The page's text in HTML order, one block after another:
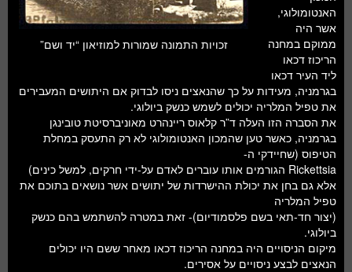
זכויות התמונה שמורות למוזיאון “יד ושם”
האנטומולוגי,
אשר היה
ממוקם במחנה
הריכוז דכאו
ליד העיר דכאו
בגרמניה, מעידות על כך שהנאצים ניסו לבדוק אם היתושים המעבירים
את טפיל המלריה יכולים לשמש כנשק ביולוגי.
את הסברה הזו העלה ד”ר קלאוס ריינהרט מאוניברסיטת טובינגן
בגרמניה, כאשר טען שהמכון האנטומולוגי לא רק התעסק במחלת
הטיפוס (שחיידקי ה-
Rickettsia הגורמים אותו עוברים לאדם על-ידי חרקים, למשל כינים)
אלא גם בחן את יכולת ההישרדות של יתושים אשר נושאים בתוכם את
טפיל המלריה
(יצור חד-תאי בשם פלסמודיום)- זאת במטרה להשתמש בהם כנשק
ביולוגי.
מיקום הניסויים היה במחנה הריכוז דכאו מאחר ששם היו יכולים
הנאצים לבצע ניסויים על אסירים.